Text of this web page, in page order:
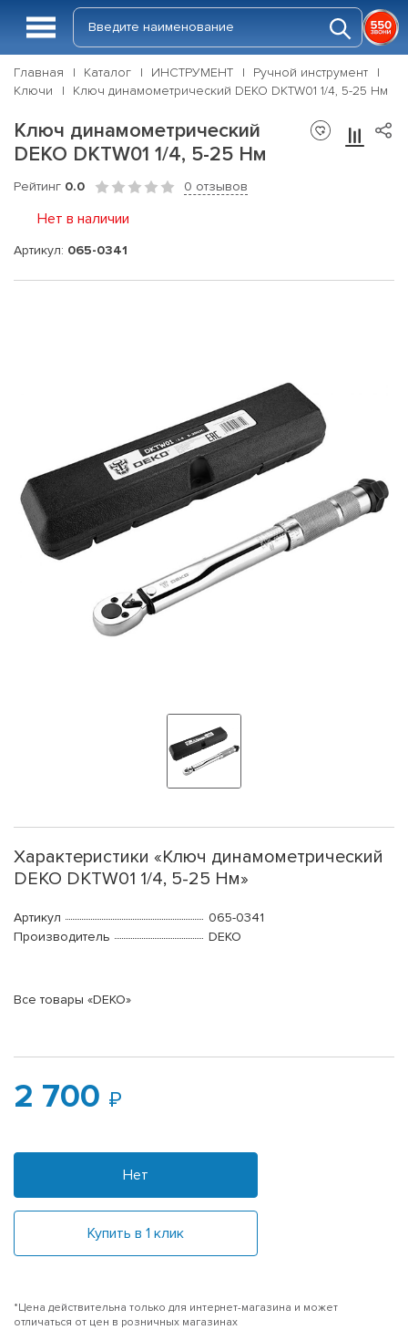
Главная Каталог ИНСТРУМЕНТ
Ручной инструмент
Ключи
Ключ динамометрический DEKO DKTW01 1/4, 5-25 Нм
Ключ динамометрический
DEKO DKTW01 1/4, 5-25 Нм
Рейтинг 0.0 0 отзывов
Нет в наличии
Артикул: 065-0341
Характеристики «Ключ динамометрический
DEKO DKTW01 1/4, 5-25 Нм»
Артикул
065-0341
Производитель
DEKO
Все товары «DEKO»
2 700
Нет
Купить в 1 клик
*Цена действительна только для интернет-магазина и может
отличаться от цен в розничных магазинах